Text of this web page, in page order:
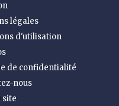
légales
d'utilisation
de confidentialité
nous
site